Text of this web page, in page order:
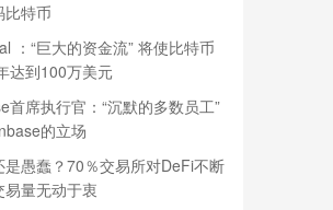
比特币
：“巨大的资金流” 将使比特币
达到100万美元
首席执行官：“沉默的多数员工”
的立场
是愚蠢？70％交易所对DeFi不断
易量无动于衷